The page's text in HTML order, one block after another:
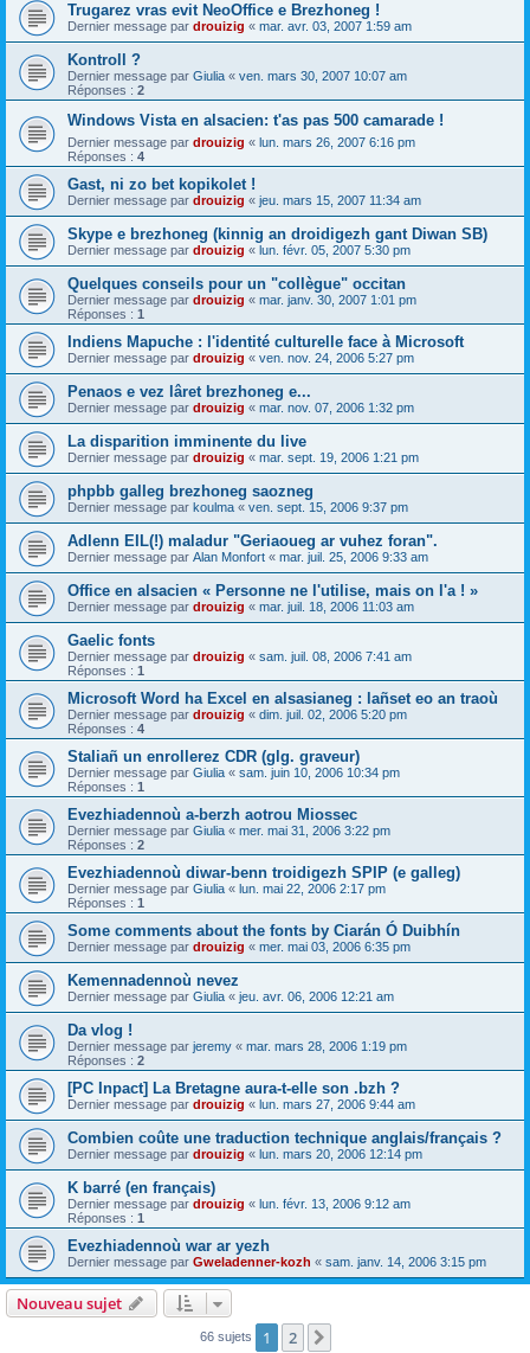
Trugarez vras evit NeoOffice e Brezhoneg !
Dernier message par drouizig « mar. avr. 03, 2007 1:59 am
Kontroll ?
Dernier message par Giulia « ven. mars 30, 2007 10:07 am
Réponses : 2
Windows Vista en alsacien: t'as pas 500 camarade !
Dernier message par drouizig « lun. mars 26, 2007 6:16 pm
Réponses : 4
Gast, ni zo bet kopikolet !
Dernier message par drouizig « jeu. mars 15, 2007 11:34 am
Skype e brezhoneg (kinnig an droidigezh gant Diwan SB)
Dernier message par drouizig « lun. févr. 05, 2007 5:30 pm
Quelques conseils pour un "collègue" occitan
Dernier message par drouizig « mar. janv. 30, 2007 1:01 pm
Réponses : 1
Indiens Mapuche : l'identité culturelle face à Microsoft
Dernier message par drouizig « ven. nov. 24, 2006 5:27 pm
Penaos e vez lâret brezhoneg e...
Dernier message par drouizig « mar. nov. 07, 2006 1:32 pm
La disparition imminente du live
Dernier message par drouizig « mar. sept. 19, 2006 1:21 pm
phpbb galleg brezhoneg saozneg
Dernier message par koulma « ven. sept. 15, 2006 9:37 pm
Adlenn EIL(!) maladur "Geriaoueg ar vuhez foran".
Dernier message par Alan Monfort « mar. juil. 25, 2006 9:33 am
Office en alsacien « Personne ne l'utilise, mais on l'a ! »
Dernier message par drouizig « mar. juil. 18, 2006 11:03 am
Gaelic fonts
Dernier message par drouizig « sam. juil. 08, 2006 7:41 am
Réponses : 1
Microsoft Word ha Excel en alsasianeg : lañset eo an traoù
Dernier message par drouizig « dim. juil. 02, 2006 5:20 pm
Réponses : 4
Staliañ un enrollerez CDR (glg. graveur)
Dernier message par Giulia « sam. juin 10, 2006 10:34 pm
Réponses : 1
Evezhiadennoù a-berzh aotrou Miossec
Dernier message par Giulia « mer. mai 31, 2006 3:22 pm
Réponses : 2
Evezhiadennoù diwar-benn troidigezh SPIP (e galleg)
Dernier message par Giulia « lun. mai 22, 2006 2:17 pm
Réponses : 1
Some comments about the fonts by Ciarán Ó Duibhín
Dernier message par drouizig « mer. mai 03, 2006 6:35 pm
Kemennadennoù nevez
Dernier message par Giulia « jeu. avr. 06, 2006 12:21 am
Da vlog !
Dernier message par jeremy « mar. mars 28, 2006 1:19 pm
Réponses : 2
[PC Inpact] La Bretagne aura-t-elle son .bzh ?
Dernier message par drouizig « lun. mars 27, 2006 9:44 am
Combien coûte une traduction technique anglais/français ?
Dernier message par drouizig « lun. mars 20, 2006 12:14 pm
K barré (en français)
Dernier message par drouizig « lun. févr. 13, 2006 9:12 am
Réponses : 1
Evezhiadennoù war ar yezh
Dernier message par Gweladenner-kozh « sam. janv. 14, 2006 3:15 pm
Nouveau sujet
66 sujets 1 2